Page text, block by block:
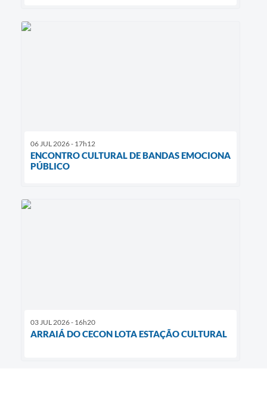
06 JUL 2026 - 17h12
ENCONTRO CULTURAL DE BANDAS EMOCIONA
PÚBLICO
03 JUL 2026 - 16h20
ARRAIÁ DO CECON LOTA ESTAÇÃO CULTURAL